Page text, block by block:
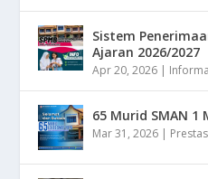
Sistem
Ajaran 2026/2027
Apr 20, 2026 |
65 Murid SMAN 1
Mar 31, 2026 |